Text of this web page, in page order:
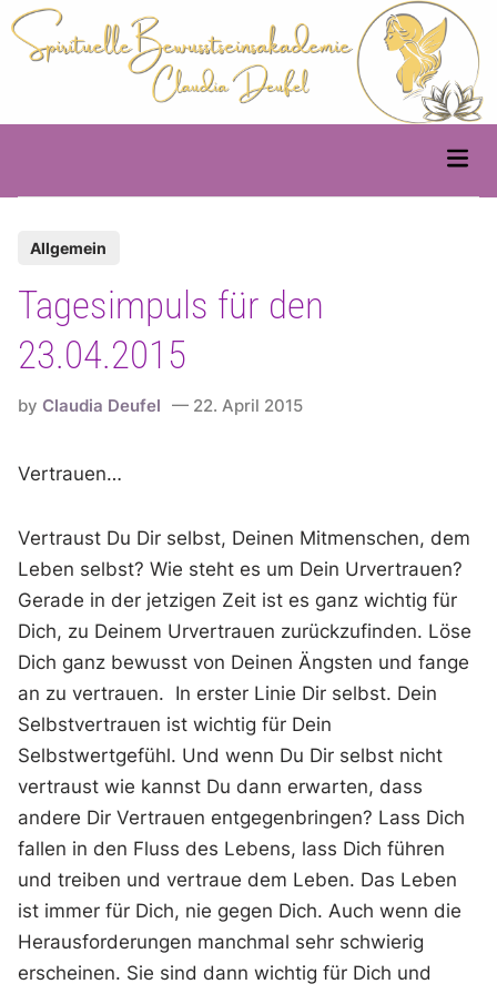
Skip
to
content
Main
t
e
d
n
Allgemein
Tagesimpuls für den
23.04.2015
byClaudia Deufel 22. April 2015
Vertrauen…
Vertraust Du Dir selbst, Deinen Mitmenschen, dem
Leben selbst? Wie steht es um Dein Urvertrauen?
Gerade in der jetzigen Zeit ist es ganz wichtig für
Dich, zu Deinem Urvertrauen zurückzufinden. Löse
Dich ganz bewusst von Deinen Ängsten und fange
an zu vertrauen. In erster Linie Dir selbst. Dein
Selbstvertrauen ist wichtig für Dein
Selbstwertgefühl. Und wenn Du Dir selbst nicht
vertraust wie kannst Du dann erwarten, dass
andere Dir Vertrauen entgegenbringen? Lass Dich
fallen in den Fluss des Lebens, lass Dich führen
und treiben und vertraue dem Leben. Das Leben
ist immer für Dich, nie gegen Dich. Auch wenn die
Herausforderungen manchmal sehr schwierig
erscheinen. Sie sind dann wichtig für Dich und